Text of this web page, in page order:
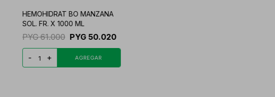
HEMOHIDRAT BO MANZANA
SOL. FR. X 1000 ML
PYG 61.000 PYG 50.020
- +